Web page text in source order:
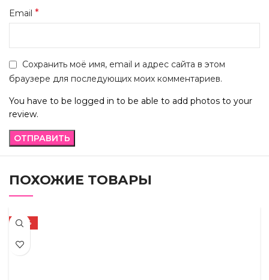
Email *
Сохранить моё имя, email и адрес сайта в этом
браузере для последующих моих комментариев.
You have to be logged in to be able to add photos to your
review.
ПОХОЖИЕ ТОВАРЫ
-72%